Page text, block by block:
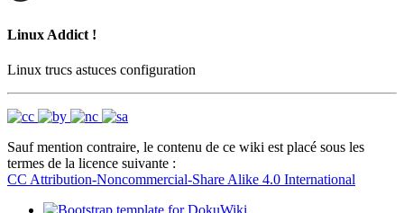
Linux Addict !
Linux trucs astuces configuration
Sauf mention contraire, le contenu de ce wiki est placé sous les
termes de la licence suivante :
CC Attribution-Noncommercial-Share Alike 4.0 International